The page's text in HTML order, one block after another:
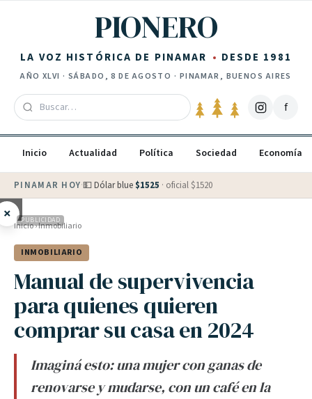
PIONERO
LA VOZ HISTÓRICA DE PINAMAR DESDE 1981
AÑO XLVI · SÁBADO, 8 DE AGOSTO · PINAMAR, BUENOS AIRES
f
Inicio Actualidad Política Sociedad Economía
PINAMAR HOY·💵 Dólar blue $1525 · oficial $1520
× PUBLICIDAD
Inicio›Inmobiliario
INMOBILIARIO
Manual de supervivencia
para quienes quieren
comprar su casa en 2024
Imaginá esto: una mujer con ganas de
renovarse y mudarse, con un café en la